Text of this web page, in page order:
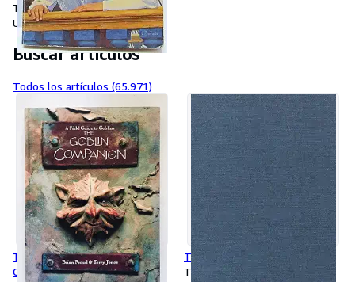
Tapa blanda
Usado
Buscar artículos
Todos los artículos (65.971)
The Goblin Companion: A Field
Guide to Goblins
The Early Islamic Conquests
Tapa dura